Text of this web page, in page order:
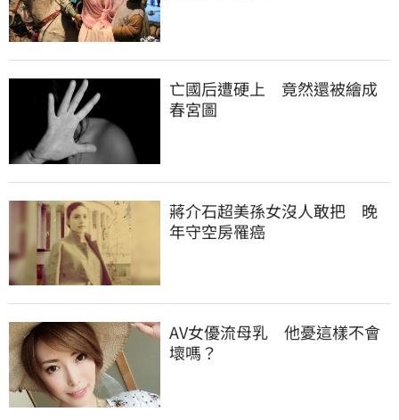
亡國后遭硬上　竟然還被繪成
春宮圖
蔣介石超美孫女沒人敢把　晚
年守空房罹癌
AV女優流母乳　他憂這樣不會
壞嗎？